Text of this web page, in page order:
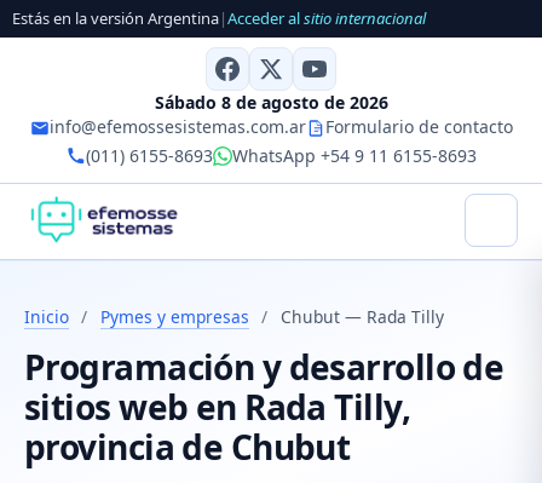
Estás en la versión Argentina|Acceder alsitio internacional
Sábado 8 de agosto de 2026
info@efemossesistemas.com.ar
Formulario de contacto
(011) 6155-8693
WhatsApp +54 9 11 6155-8693
Inicio / Pymes y empresas / Chubut — Rada Tilly
Programación y desarrollo de
sitios web en Rada Tilly,
provincia de Chubut